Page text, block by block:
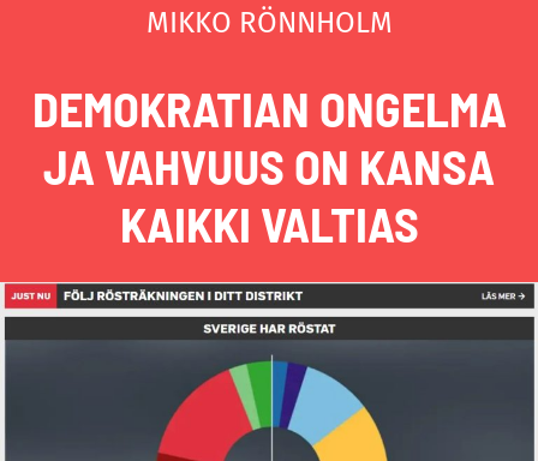
MIKKO RÖNNHOLM
DEMOKRATIAN ONGELMA
JA VAHVUUS ON KANSA
KAIKKI VALTIAS